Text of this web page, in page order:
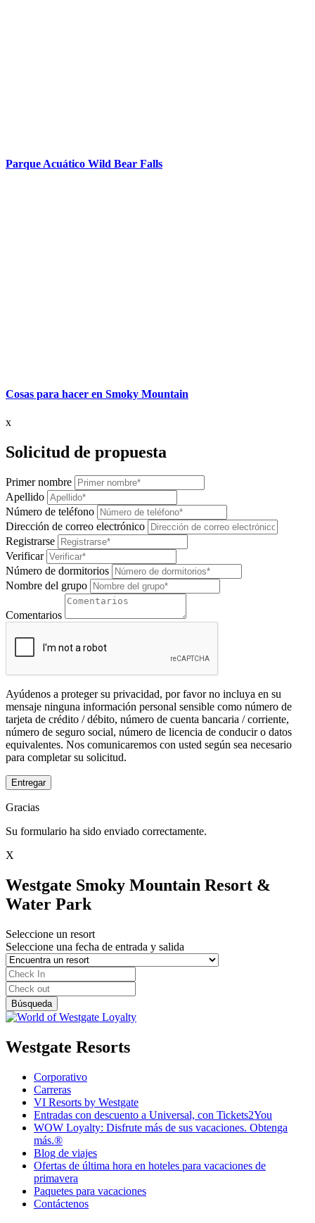
Parque Acuático Wild Bear Falls
Cosas para hacer en Smoky Mountain
x
Solicitud de propuesta
Primer nombre
Apellido
Número de teléfono
Dirección de correo electrónico
Registrarse
Verificar
Número de dormitorios
Nombre del grupo
Comentarios
Ayúdenos a proteger su privacidad, por favor no incluya en su
mensaje ninguna información personal sensible como número de
tarjeta de crédito / débito, número de cuenta bancaria / corriente,
número de seguro social, número de licencia de conducir o datos
equivalentes. Nos comunicaremos con usted según sea necesario
para completar su solicitud.
Entregar
Gracias
Su formulario ha sido enviado correctamente.
X
Westgate Smoky Mountain Resort &
Water Park
Seleccione un resort
Seleccione una fecha de entrada y salida
Westgate Resorts
Corporativo
Carreras
VI Resorts by Westgate
Entradas con descuento a Universal, con Tickets2You
WOW Loyalty: Disfrute más de sus vacaciones. Obtenga
más.®
Blog de viajes
Ofertas de última hora en hoteles para vacaciones de
primavera
Paquetes para vacaciones
Contáctenos